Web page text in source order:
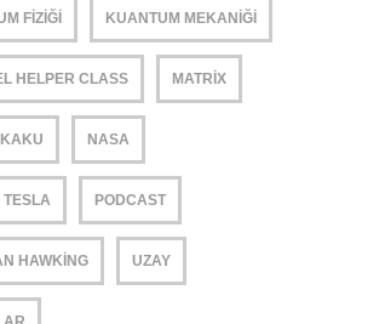
FIZIĞI KUANTUM MEKANIĞI
HELPER CLASS MATRIX
NASA
TESLA PODCAST
HAWKING UZAY